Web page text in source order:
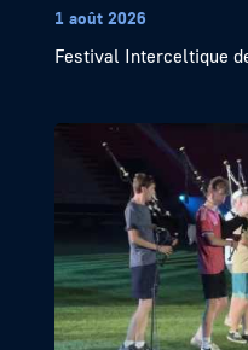
1 août 2026
Festival Interceltique